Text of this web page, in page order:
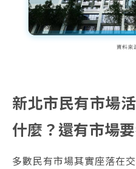
新北市民有市場
什麼？還有市場
多數民有市場其實座落在